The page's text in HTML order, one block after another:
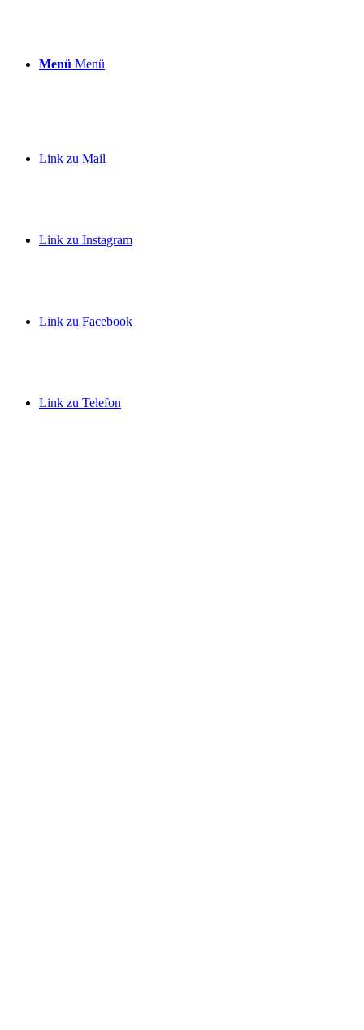
Menü Menü
Link zu Mail
Link zu Instagram
Link zu Facebook
Link zu Telefon